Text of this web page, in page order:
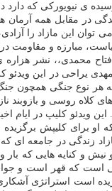
رسیده ی نیویوركی كه
در مقابل همه
این مازاد را
مبارزه و مقاومت
مهدی یراحی در این
كلاه روسی و
این ویدئو كلیپ در
برای كلیپش برگزیده
مشكل كلیپ مهدی یراحی ضدجنگ بودن آن است یا
نیش و كنایه هایی كه
است كه قهر است و
است استراتژی